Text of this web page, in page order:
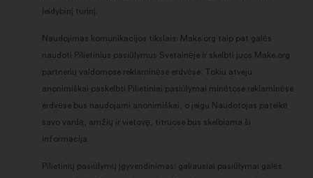
leidybinį turinį.
Naudojimas komunikacijos tikslais: Make.org taip pat galės
naudoti Pilietinius pasiūlymus Svetainėje ir skelbti juos Make.org
partnerių valdomose reklaminėse erdvėse. Tokiu atveju
anonimiškai paskelbti Pilietiniai pasiūlymai minėtose reklaminėse
erdvėse bus naudojami anonimiškai, o jeigu Naudotojas pateikė
savo vardą, amžių ir vietovę, titruose bus skelbiama ši
informacija.
Pilietinių pasiūlymų įgyvendinimas: galiausiai pasiūlymai galės